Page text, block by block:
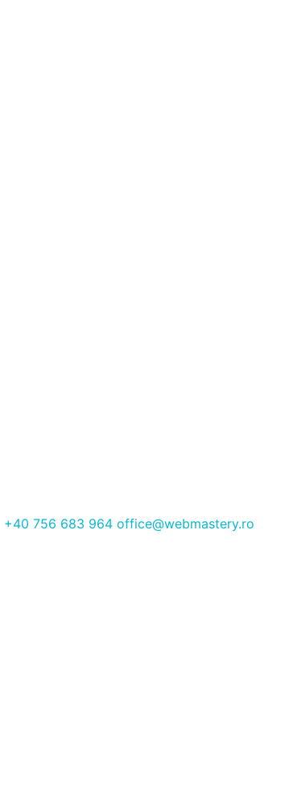
+40 756 683 964 office@webmastery.ro